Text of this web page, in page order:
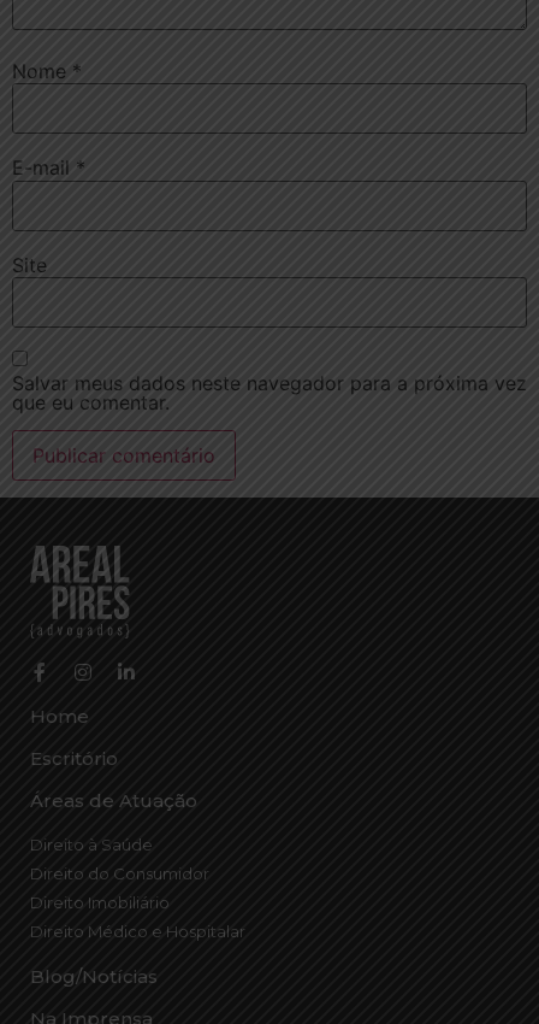
Nome *
E-mail *
Site
Salvar meus dados neste navegador para a próxima vez
que eu comentar.
Home
Escritório
Áreas de Atuação
Direito à Saúde
Direito do Consumidor
Direito Imobiliário
Direito Médico e Hospitalar
Blog/Notícias
Na Imprensa